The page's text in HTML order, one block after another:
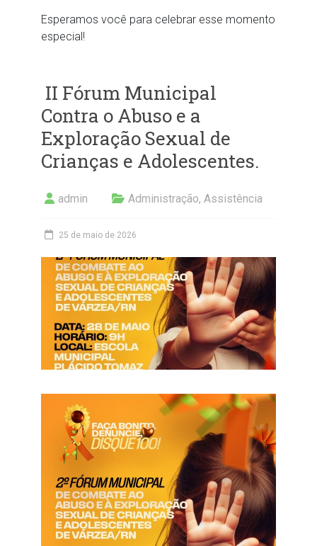
Esperamos você para celebrar esse momento
especial!
II Fórum Municipal
Contra o Abuso e a
Exploração Sexual de
Crianças e Adolescentes.
admin Administração, Assistência
25 de maio de 2026